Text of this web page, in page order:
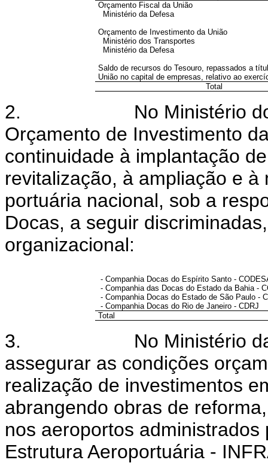
Orçamento Fiscal da União
Ministério da Defesa
Orçamento de Investimento da União
Ministério dos Transportes
Ministério da Defesa
Saldo de recursos do Tesouro, repassados a
União no capital de empresas, relativo ao
Total
2. No Ministério dos
Orçamento de Investimento
continuidade à implantação
revitalização, à ampliação e
portuária nacional, sob a
Docas, a seguir
organizacional:
- Companhia Docas do Espírito Santo -
- Companhia das Docas do Estado da Bahia -
- Companhia Docas do Estado de São Paulo -
- Companhia Docas do Rio de Janeiro - CDRJ
Total
3. No Ministério da
assegurar as condições
realização de investimentos
abrangendo obras de
nos aeroportos
Estrutura Aeroportuária -